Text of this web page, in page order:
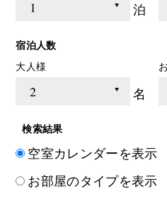
泊
宿泊人数
大人様
名
検索結果
空室カレンダーを表示
お部屋のタイプを表示